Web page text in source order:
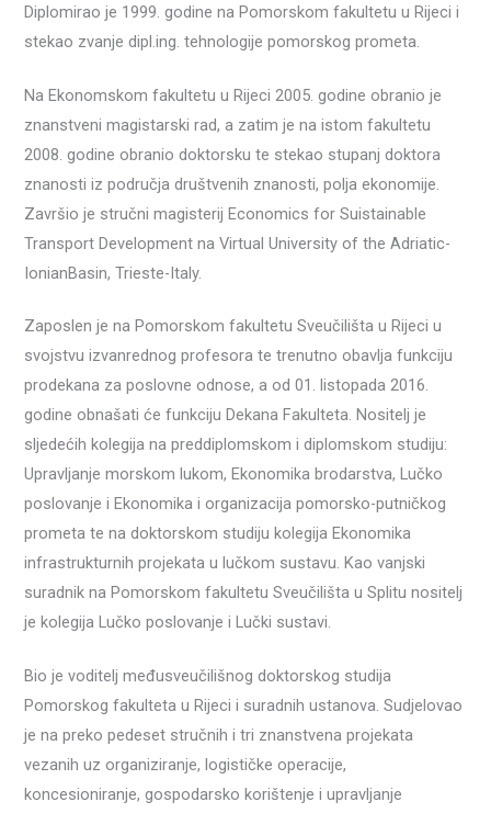
Diplomirao je 1999. godine na Pomorskom fakultetu u Rijeci i
stekao zvanje dipl.ing. tehnologije pomorskog prometa.
Na Ekonomskom fakultetu u Rijeci 2005. godine obranio je
znanstveni magistarski rad, a zatim je na istom fakultetu
2008. godine obranio doktorsku te stekao stupanj doktora
znanosti iz područja društvenih znanosti, polja ekonomije.
Završio je stručni magisterij Economics for Suistainable
Transport Development na Virtual University of the Adriatic-
IonianBasin, Trieste-Italy.
Zaposlen je na Pomorskom fakultetu Sveučilišta u Rijeci u
svojstvu izvanrednog profesora te trenutno obavlja funkciju
prodekana za poslovne odnose, a od 01. listopada 2016.
godine obnašati će funkciju Dekana Fakulteta. Nositelj je
sljedećih kolegija na preddiplomskom i diplomskom studiju:
Upravljanje morskom lukom, Ekonomika brodarstva, Lučko
poslovanje i Ekonomika i organizacija pomorsko-putničkog
prometa te na doktorskom studiju kolegija Ekonomika
infrastrukturnih projekata u lučkom sustavu. Kao vanjski
suradnik na Pomorskom fakultetu Sveučilišta u Splitu nositelj
je kolegija Lučko poslovanje i Lučki sustavi.
Bio je voditelj međusveučilišnog doktorskog studija
Pomorskog fakulteta u Rijeci i suradnih ustanova. Sudjelovao
je na preko pedeset stručnih i tri znanstvena projekata
vezanih uz organiziranje, logističke operacije,
koncesioniranje, gospodarsko korištenje i upravljanje